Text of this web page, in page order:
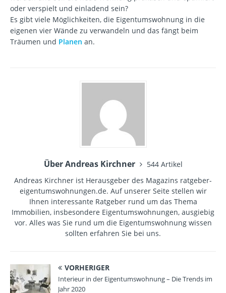
oder verspielt und einladend sein?
Es gibt viele Möglichkeiten, die Eigentumswohnung in die
eigenen vier Wände zu verwandeln und das fängt beim
Träumen und Planen an.
Über Andreas Kirchner
544 Artikel
Andreas Kirchner ist Herausgeber des Magazins ratgeber-
eigentumswohnungen.de. Auf unserer Seite stellen wir
Ihnen interessante Ratgeber rund um das Thema
Immobilien, insbesondere Eigentumswohnungen, ausgiebig
vor. Alles was Sie rund um die Eigentumswohnung wissen
sollten erfahren Sie bei uns.
VORHERIGER
Interieur in der Eigentumswohnung – Die Trends im
Jahr 2020